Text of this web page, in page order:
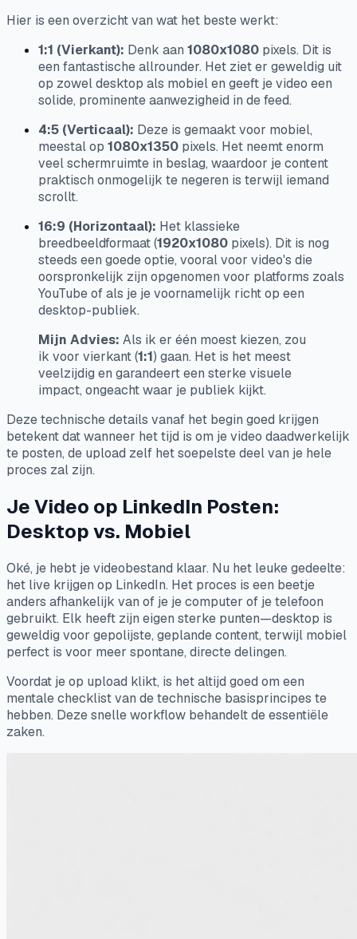
Hier is een overzicht van wat het beste werkt:
1:1 (Vierkant): Denk aan 1080x1080 pixels. Dit is
een fantastische allrounder. Het ziet er geweldig uit
op zowel desktop als mobiel en geeft je video een
solide, prominente aanwezigheid in de feed.
4:5 (Verticaal): Deze is gemaakt voor mobiel,
meestal op 1080x1350 pixels. Het neemt enorm
veel schermruimte in beslag, waardoor je content
praktisch onmogelijk te negeren is terwijl iemand
scrollt.
16:9 (Horizontaal): Het klassieke
breedbeeldformaat (1920x1080 pixels). Dit is nog
steeds een goede optie, vooral voor video's die
oorspronkelijk zijn opgenomen voor platforms zoals
YouTube of als je je voornamelijk richt op een
desktop-publiek.
Mijn Advies: Als ik er één moest kiezen, zou
ik voor vierkant (1:1) gaan. Het is het meest
veelzijdig en garandeert een sterke visuele
impact, ongeacht waar je publiek kijkt.
Deze technische details vanaf het begin goed krijgen
betekent dat wanneer het tijd is om je video daadwerkelijk
te posten, de upload zelf het soepelste deel van je hele
proces zal zijn.
Je Video op LinkedIn Posten:
Desktop vs. Mobiel
Oké, je hebt je videobestand klaar. Nu het leuke gedeelte:
het live krijgen op LinkedIn. Het proces is een beetje
anders afhankelijk van of je je computer of je telefoon
gebruikt. Elk heeft zijn eigen sterke punten—desktop is
geweldig voor gepolijste, geplande content, terwijl mobiel
perfect is voor meer spontane, directe delingen.
Voordat je op upload klikt, is het altijd goed om een
mentale checklist van de technische basisprincipes te
hebben. Deze snelle workflow behandelt de essentiële
zaken.